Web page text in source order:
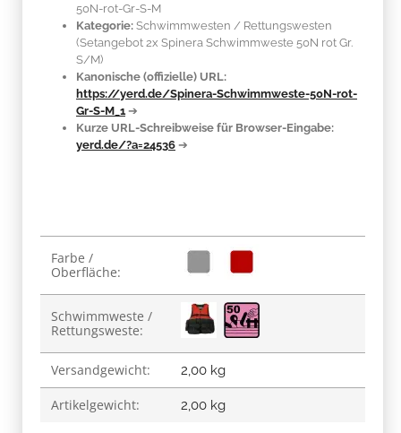
50N-rot-Gr-S-M
Kategorie: Schwimmwesten / Rettungswesten
(Setangebot 2x Spinera Schwimmweste 50N rot Gr.
S/M)
Kanonische (offizielle) URL:
https://yerd.de/Spinera-Schwimmweste-50N-rot-
Gr-S-M_1 ➔
Kurze URL-Schreibweise für Browser-Eingabe:
yerd.de/?a=24536 ➔
Produkteigenschaft
Wert
Farbe /
Oberfläche:
Schwimmweste /
Rettungsweste:
Versandgewicht: 2,00 kg
Artikelgewicht: 2,00 kg